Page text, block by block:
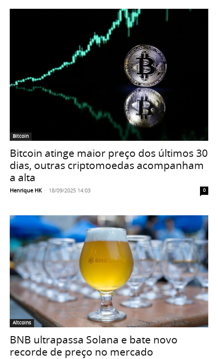
Bitcoin
Bitcoin atinge maior preço dos últimos 30
dias, outras criptomoedas acompanham
a alta
Henrique HK - 18/09/2025 14:03 0
Altcoins
BNB ultrapassa Solana e bate novo
recorde de preço no mercado